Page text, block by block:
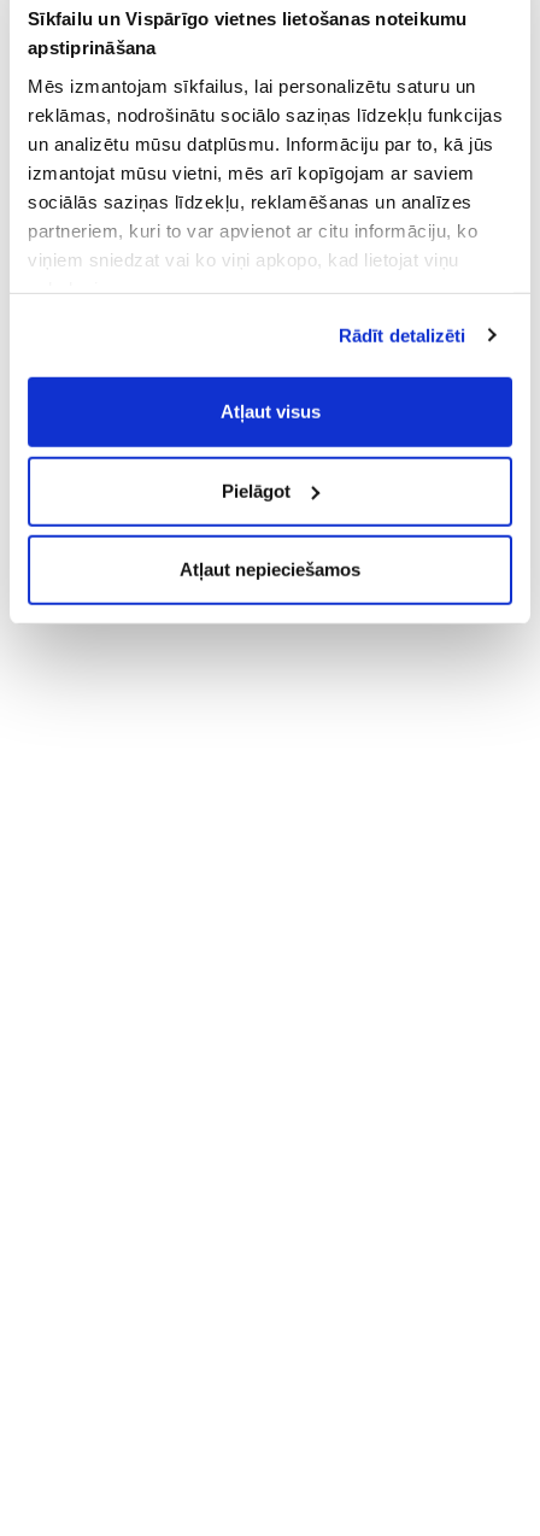
Sīkfailu un Vispārīgo vietnes lietošanas noteikumu
apstiprināšana
Mēs izmantojam sīkfailus, lai personalizētu saturu un
reklāmas, nodrošinātu sociālo saziņas līdzekļu funkcijas
un analizētu mūsu datplūsmu. Informāciju par to, kā jūs
izmantojat mūsu vietni, mēs arī kopīgojam ar saviem
sociālās saziņas līdzekļu, reklamēšanas un analīzes
partneriem, kuri to var apvienot ar citu informāciju, ko
viņiem sniedzat vai ko viņi apkopo, kad lietojat viņu
Vispārīgiem vietnes lietošanas
noteikumiem(saīsināti - VVLN).
Rādīt detalizēti
Atļaut visus
Pielāgot
Atļaut nepieciešamos